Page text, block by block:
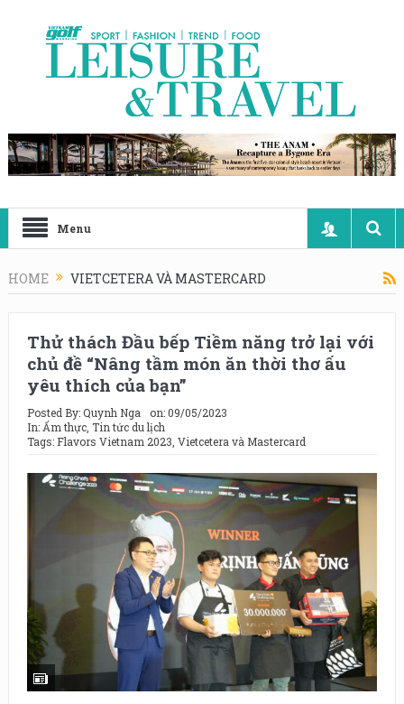
Menu
HOME VIETCETERA VÀ MASTERCARD
Thử thách Đầu bếp Tiềm năng trở lại với
chủ đề “Nâng tầm món ăn thời thơ ấu
yêu thích của bạn”
Posted By:Quynh Nga on:09/05/2023
In: Ẩm thực, Tin tức du lịch
Tags: Flavors Vietnam 2023 Vietcetera và Mastercard